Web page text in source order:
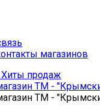
магазинов
Хиты продаж